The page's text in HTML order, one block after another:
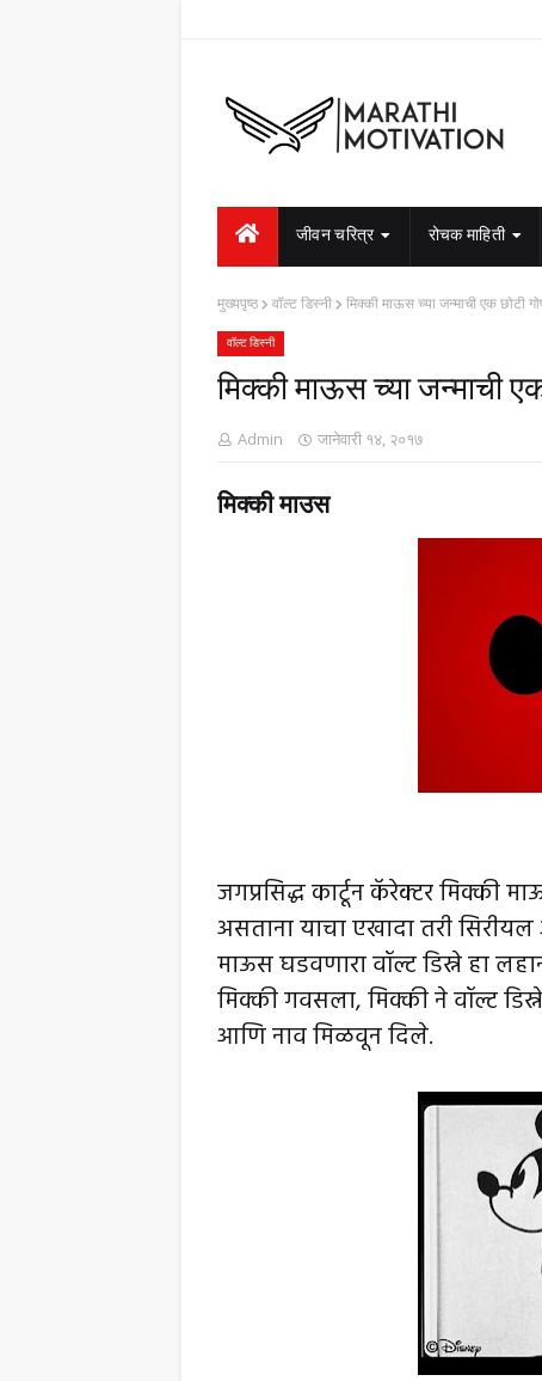
जीवन चरित्र रोचक माहिती
मुख्यपृष्ठ वॉल्ट डिस्नी मिक्की माऊस च्या जन्माची एक छोटी
वॉल्ट डिस्नी
मिक्की माऊस च्या जन्माची
Admin जानेवारी १४, २०१७
मिक्की माउस
​जगप्रसिद्ध कार्टून कॅरेक्टर मिक्की
असताना याचा एखादा तरी
माऊस घडवणारा वॉल्ट डिस्ने हा
मिक्की गवसला, मिक्की ने वॉल्ट
आणि नाव मिळवून दिले.